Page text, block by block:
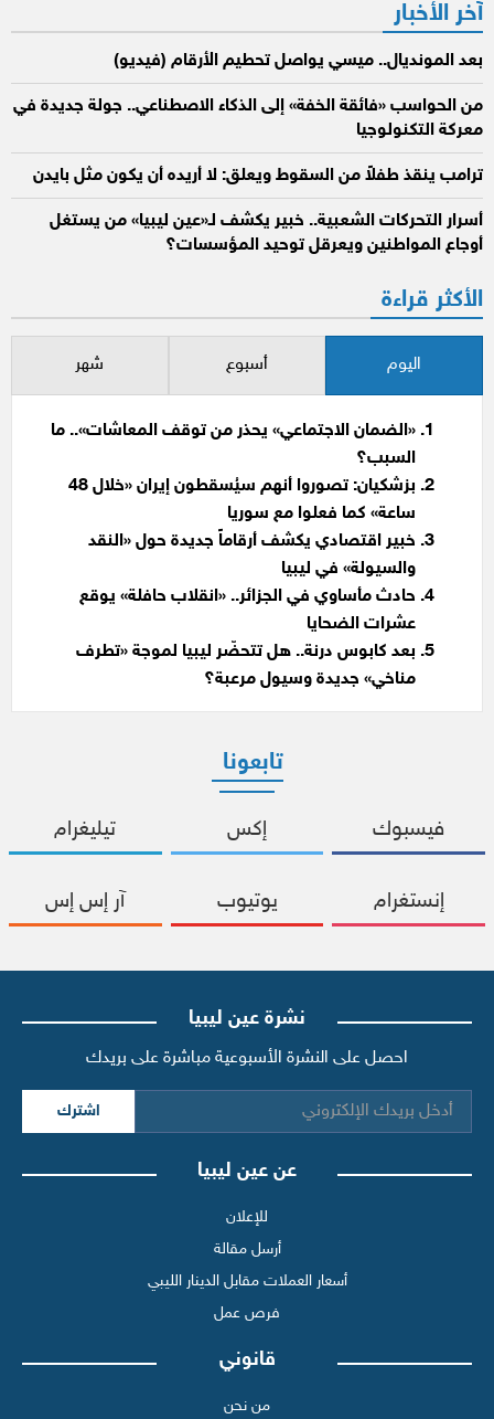
آخر الأخبار
بعد المونديال.. ميسي يواصل تحطيم الأرقام (فيديو)
من الحواسب «فائقة الخفة» إلى الذكاء الاصطناعي.. جولة جديدة في
معركة التكنولوجيا
ترامب ينقذ طفلاً من السقوط ويعلق: لا أريده أن يكون مثل بايدن
أسرار التحركات الشعبية.. خبير يكشف لـ«عين ليبيا» من يستغل
أوجاع المواطنين ويعرقل توحيد المؤسسات؟
الأكثر قراءة
اليوم أسبوع شهر
«الضمان الاجتماعي» يحذر من توقف المعاشات».. ما
السبب؟
بزشكيان: تصوروا أنهم سيُسقطون إيران «خلال 48
ساعة» كما فعلوا مع سوريا
خبير اقتصادي يكشف أرقاماً جديدة حول «النقد
والسيولة» في ليبيا
حادث مأساوي في الجزائر.. «انقلاب حافلة» يوقع
عشرات الضحايا
بعد كابوس درنة.. هل تتحضّر ليبيا لموجة «تطرف
مناخي» جديدة وسيول مرعبة؟
تابعونا
فيسبوك إكس تيليغرام
إنستغرام يوتيوب آر إس إس
نشرة عين ليبيا
احصل على النشرة الأسبوعية مباشرة على بريدك
اشترك
عن عين ليبيا
للإعلان
أرسل مقالة
أسعار العملات مقابل الدينار الليبي
فرص عمل
قانوني
من نحن